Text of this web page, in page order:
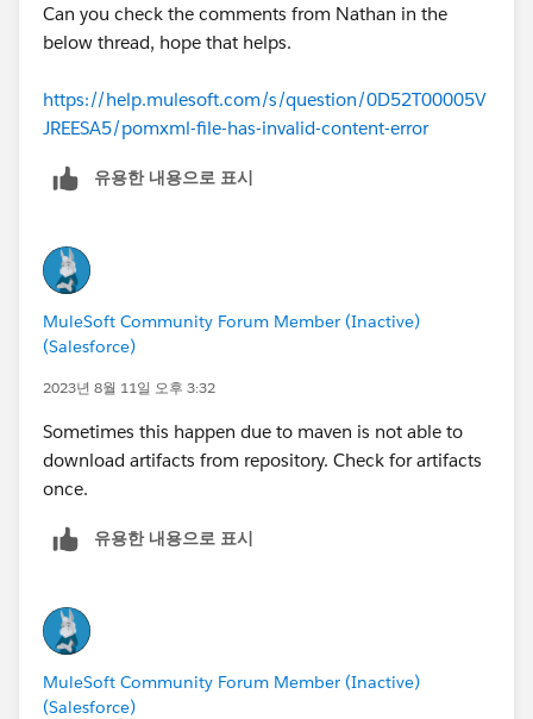
Can you check the comments from Nathan in the
below thread, hope that helps.
https://help.mulesoft.com/s/question/0D52T00005V
JREESA5/pomxml-file-has-invalid-content-error
유용한 내용으로 표시
MuleSoft Community Forum Member (Inactive)
(Salesforce)
2023년 8월 11일 오후 3:32
Sometimes this happen due to maven is not able to
download artifacts from repository. Check for artifacts
once.
유용한 내용으로 표시
MuleSoft Community Forum Member (Inactive)
(Salesforce)